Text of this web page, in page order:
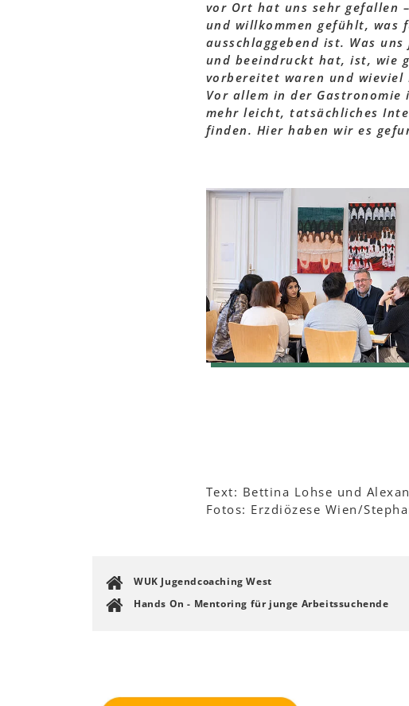
vor Ort hat uns sehr gefallen
und willkommen gefühlt, was
ausschlaggebend ist. Was
und beeindruckt hat, ist, wie
vorbereitet waren und wieviel
Vor allem in der
mehr leicht, tatsächliches
finden. Hier haben wir es
Text: Bettina Lohse und
Fotos: Erzdiözese Wien/
WUK Jugendcoaching West
Hands On - Mentoring für junge Arbeitssuchende